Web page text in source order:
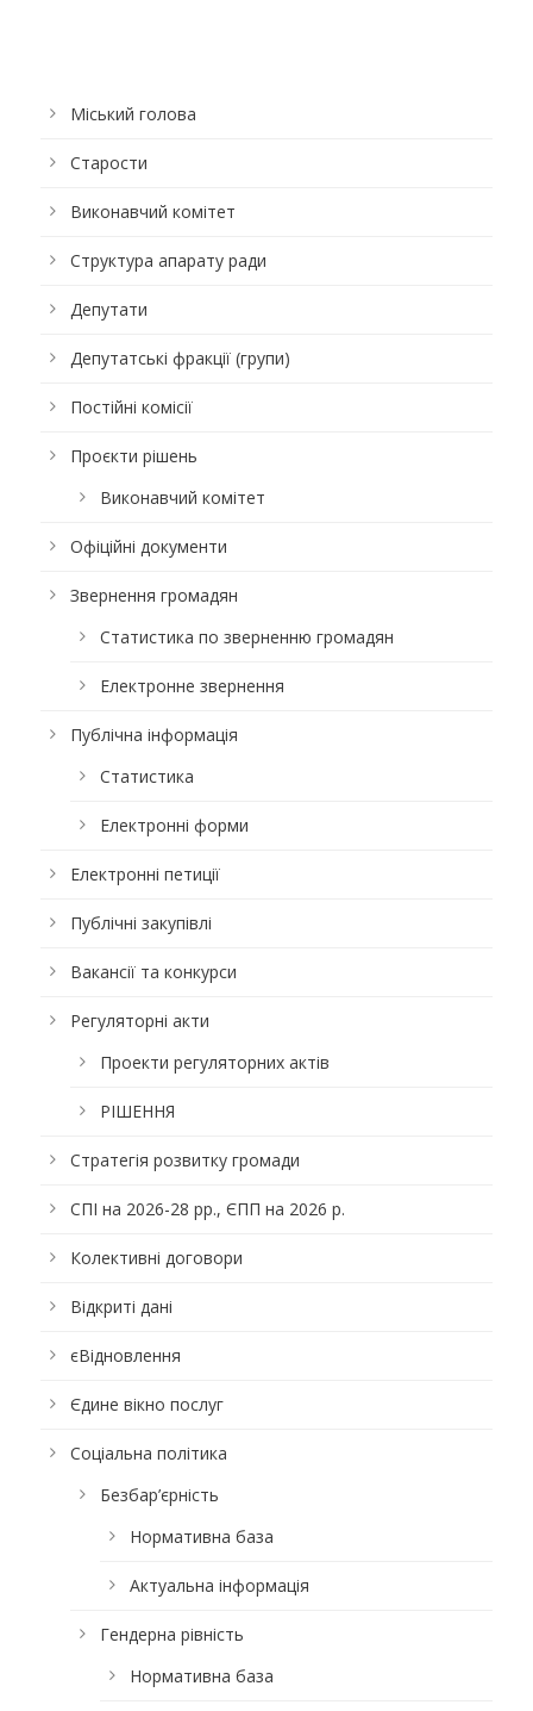
Міський голова
Старости
Виконавчий комітет
Структура апарату ради
Депутати
Депутатські фракції (групи)
Постійні комісії
Проєкти рішень
Виконавчий комітет
Офіційні документи
Звернення громадян
Статистика по зверненню громадян
Електронне звернення
Публічна інформація
Статистика
Електронні форми
Електронні петиції
Публічні закупівлі
Вакансії та конкурси
Регуляторні акти
Проекти регуляторних актів
РІШЕННЯ
Стратегія розвитку громади
СПІ на 2026-28 рр., ЄПП на 2026 р.
Колективні договори
Відкриті дані
єВідновлення
Єдине вікно послуг
Соціальна політика
Безбар’єрність
Нормативна база
Актуальна інформація
Гендерна рівність
Нормативна база